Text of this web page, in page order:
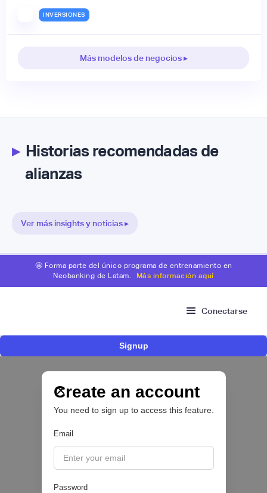
INVERSIONES
Más modelos de negocios ▸
▸Historias recomendadas de
alianzas
Ver más insights y noticias ▸
🤩 Forma parte del único programa de entrenamiento en
Neobanking de Latam.
Más información aquí
Conectarse
Signup
Create an account
You need to sign up to access this feature.
Email
Password
desde cuentas bancarias en México
OPEN FINANCE 🔑